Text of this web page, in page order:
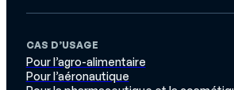
CAS D’USAGE
Pour l’agro-alimentaire
Pour l’aéronautique